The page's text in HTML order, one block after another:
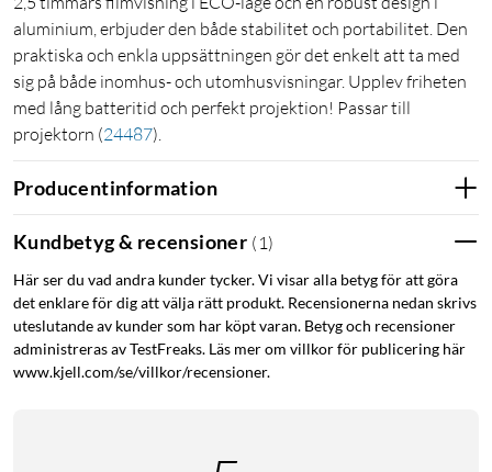
aluminium, erbjuder den både stabilitet och portabilitet. Den
praktiska och enkla uppsättningen gör det enkelt att ta med
sig på både inomhus- och utomhusvisningar. Upplev friheten
med lång batteritid och perfekt projektion! Passar till
projektorn (24487).
Producentinformation
Kundbetyg & recensioner ( 1 )
Här ser du vad andra kunder tycker. Vi visar alla betyg för att göra
det enklare för dig att välja rätt produkt. Recensionerna nedan skrivs
uteslutande av kunder som har köpt varan. Betyg och recensioner
administreras av TestFreaks. Läs mer om villkor för publicering här
www.kjell.com/se/villkor/recensioner.